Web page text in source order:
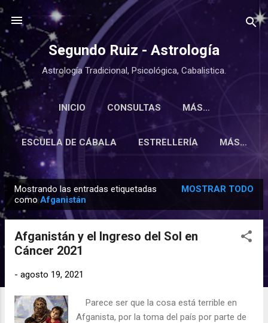
Ir al contenido principal
Segundo Ruiz - Astrología
Astrología Tradicional, Psicológica, Cabalistica.
INICIO CONSULTAS MÁS…
ESCUELA DE CÁBALA ESTRELLERÍA MÁS…
n
Mostrando las entradas etiquetadas
comoAfganistán
MOSTRAR TODO
Afganistán y el Ingreso del Sol en
Cáncer 2021
- agosto 19, 2021
Parece ser que la cosa está terrible en
Afganista, por la toma del país por parte de